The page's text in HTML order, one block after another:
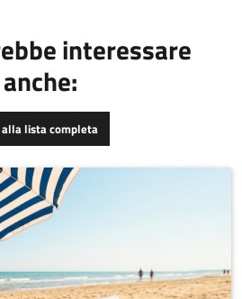
interessare
anche:
alla lista completa